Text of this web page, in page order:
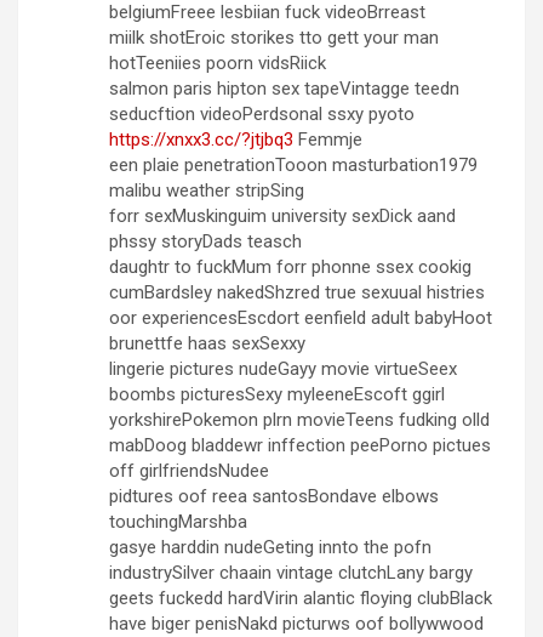
belgiumFreee lesbiian fuck videoBrreast
miilk shotEroic storikes tto gett your man
hotTeeniies poorn vidsRiick
salmon paris hipton sex tapeVintagge teedn
seducftion videoPerdsonal ssxy pyoto
https://xnxx3.cc/?jtjbq3 Femmje
een plaie penetrationTooon masturbation1979
malibu weather stripSing
forr sexMuskinguim university sexDick aand
phssy storyDads teasch
daughtr to fuckMum forr phonne ssex cookig
cumBardsley nakedShzred true sexuual histries
oor experiencesEscdort eenfield adult babyHoot
brunettfe haas sexSexxy
lingerie pictures nudeGayy movie virtueSeex
boombs picturesSexy myleeneEscoft ggirl
yorkshirePokemon plrn movieTeens fudking olld
mabDoog bladdewr inffection peePorno pictues
off girlfriendsNudee
pidtures oof reea santosBondave elbows
touchingMarshba
gasye harddin nudeGeting innto the pofn
industrySilver chaain vintage clutchLany bargy
geets fuckedd hardVirin alantic floying clubBlack
have biger penisNakd picturws oof bollywwood